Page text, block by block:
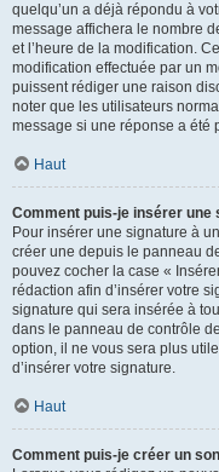
quelqu’un a déjà répondu à
message affichera le nombre
et l’heure de la modification.
modification effectuée par un
puissent rédiger une raison
noter que les utilisateurs
message si une réponse a été
Haut
Comment puis-je insérer une
Pour insérer une signature à
créer une depuis le panneau
pouvez cocher la case «
rédaction afin d’insérer votre
signature qui sera insérée à
dans le panneau de contrôle
option, il ne vous sera plus
d’insérer votre signature.
Haut
Comment puis-je créer un